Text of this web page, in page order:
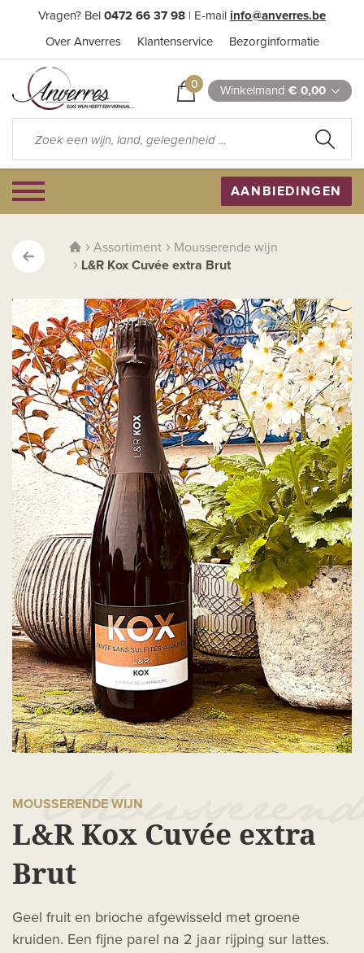
Vragen? Bel 0472 66 37 98 | E-mail info@anverres.be
Over Anverres Klantenservice Bezorginformatie
0 Winkelmand € 0,00
AANBIEDINGEN
Assortiment
Mousserende wijn
L&R Kox Cuvée extra Brut
MOUSSERENDE WIJN
L&R Kox Cuvée extra
Brut
Geel fruit en brioche afgewisseld met groene
kruiden. Een fijne parel na 2 jaar rijping sur lattes.